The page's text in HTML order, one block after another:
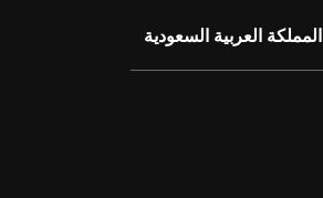
المملكة العربية السعودية